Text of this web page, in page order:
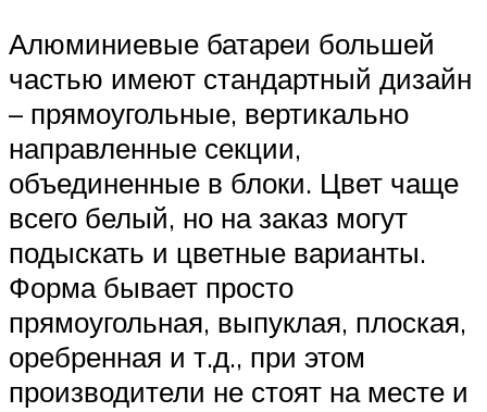
Алюминиевые батареи большей
частью имеют стандартный дизайн
– прямоугольные, вертикально
направленные секции,
объединенные в блоки. Цвет чаще
всего белый, но на заказ могут
подыскать и цветные варианты.
Форма бывает просто
прямоугольная, выпуклая, плоская,
оребренная и т.д., при этом
производители не стоят на месте и